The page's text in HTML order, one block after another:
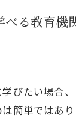
べる教育機
びたい場合
簡単ではあ